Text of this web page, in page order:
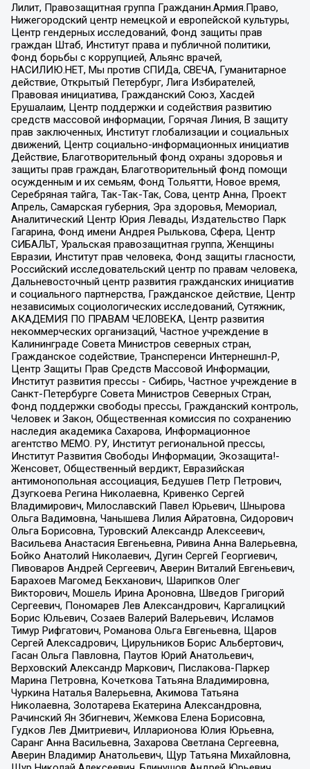
Лилит, Правозащитная группа Гражданин.Армия.Право,
Нижегородский центр немецкой и европейской культуры,
Центр гендерных исследований, Фонд защиты прав
граждан Штаб, Институт права и публичной политики,
Фонд борьбы с коррупцией, Альянс врачей,
НАСИЛИЮ.НЕТ, Мы против СПИДа, СВЕЧА, Гуманитарное
действие, Открытый Петербург, Лига Избирателей,
Правовая инициатива, Гражданский Союз, Хасдей
Ерушалаим, Центр поддержки и содействия развитию
средств массовой информации, Горячая Линия, В защиту
прав заключенных, Институт глобализации и социальных
движений, Центр социально-информационных инициатив
Действие, Благотворительный фонд охраны здоровья и
защиты прав граждан, Благотворительный фонд помощи
осужденным и их семьям, Фонд Тольятти, Новое время,
Серебряная тайга, Так-Так-Так, Сова, центр Анна, Проект
Апрель, Самарская губерния, Эра здоровья, Мемориал,
Аналитический Центр Юрия Левады, Издательство Парк
Гагарина, Фонд имени Андрея Рылькова, Сфера, Центр
СИБАЛЬТ, Уральская правозащитная группа, Женщины
Евразии, Институт прав человека, Фонд защиты гласности,
Российский исследовательский центр по правам человека,
Дальневосточный центр развития гражданских инициатив
и социального партнерства, Гражданское действие, Центр
независимых социологических исследований, Сутяжник,
АКАДЕМИЯ ПО ПРАВАМ ЧЕЛОВЕКА, Центр развития
некоммерческих организаций, Частное учреждение в
Калининграде Совета Министров северных стран,
Гражданское содействие, Трансперенси Интернешнл-Р,
Центр Защиты Прав Средств Массовой Информации,
Институт развития прессы - Сибирь, Частное учреждение в
Санкт-Петербурге Совета Министров Северных Стран,
Фонд поддержки свободы прессы, Гражданский контроль,
Человек и Закон, Общественная комиссия по сохранению
наследия академика Сахарова, Информационное
агентство МЕМО. РУ, Институт региональной прессы,
Институт Развития Свободы Информации, Экозащита!-
Женсовет, Общественный вердикт, Евразийская
антимонопольная ассоциация, Бедушев Петр Петрович,
Дзугкоева Регина Николаевна, Кривенко Сергей
Владимирович, Милославский Павел Юрьевич, Шнырова
Ольга Вадимовна, Чанышева Лилия Айратовна, Сидорович
Ольга Борисовна, Туровский Александр Алексеевич,
Васильева Анастасия Евгеньевна, Ривина Анна Валерьевна,
Бойко Анатолий Николаевич, Дугин Сергей Георгиевич,
Пивоваров Андрей Сергеевич, Аверин Виталий Евгеньевич,
Барахоев Магомед Бекханович, Шарипков Олег
Викторович, Мошель Ирина Ароновна, Шведов Григорий
Сергеевич, Пономарев Лев Александрович, Каргалицкий
Борис Юльевич, Созаев Валерий Валерьевич, Исламов
Тимур Рифгатович, Романова Ольга Евгеньевна, Щаров
Сергей Алексадрович, Цирульников Борис Альбертович,
Гасан Ольга Павловна, Паутов Юрий Анатольевич,
Верховский Александр Маркович, Пислакова-Паркер
Марина Петровна, Кочеткова Татьяна Владимировна,
Чуркина Наталья Валерьевна, Акимова Татьяна
Николаевна, Золотарева Екатерина Александровна,
Рачинский Ян Збигневич, Жемкова Елена Борисовна,
Гудков Лев Дмитриевич, Илларионова Юлия Юрьевна,
Саранг Анна Васильевна, Захарова Светлана Сергеевна,
Аверин Владимир Анатольевич, Щур Татьяна Михайловна,